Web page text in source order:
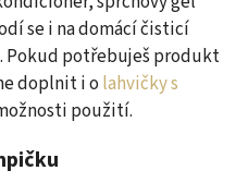
se i na domácí čisticí
Pokud potřebuješ produkt
doplnit i o lahvičky s
použití.